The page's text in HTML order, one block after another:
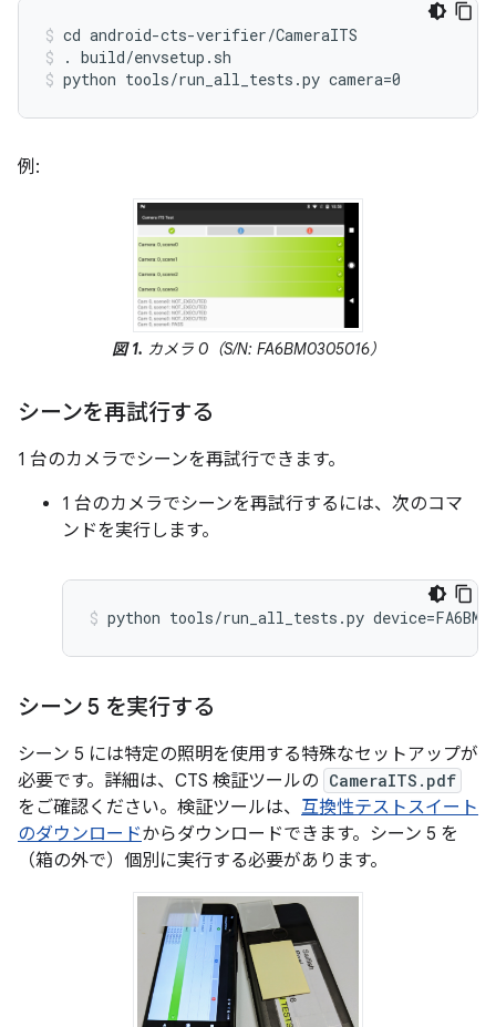
cd android-cts-verifier/CameraITS
. build/envsetup.sh
python tools/run_all_tests.py camera=0
例:
図 1. カメラ 0（S/N: FA6BM0305016）
シーンを再試行する
1 台のカメラでシーンを再試行できます。
1 台のカメラでシーンを再試行するには、次のコマ
ンドを実行します。
シーン 5 を実行する
シーン 5 には特定の照明を使用する特殊なセットアップが
必要です。詳細は、CTS 検証ツールの CameraITS.pdf
をご確認ください。検証ツールは、 互換性テストスイート
のダウンロードからダウンロードできます。シーン 5 を
（箱の外で）個別に実行する必要があります。